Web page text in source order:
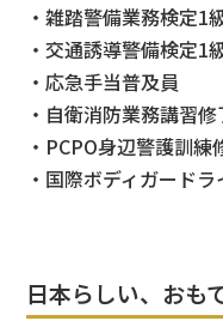
・雑踏警備業務検定1
・交通誘導警備検定1
・応急手当普及員
・自衛消防業務講習修
・PCPO身辺警護訓練
・国際ボディガードラ
日本らしい、おも